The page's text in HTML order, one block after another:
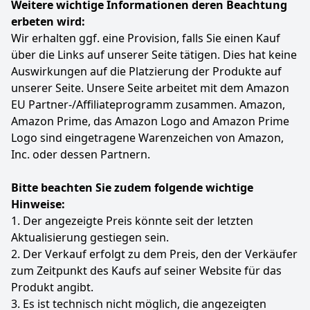
Farbe Hersteller Gewicht
Blau
139
UVP:229,99 €-39%
Anzeigen
trennt Staub und Schmutz zuverlässig und fängt bis
zu 99,9 % der feinen Partikel und Mikrostaub auf.
Dadurch bleibt die Saugleistung konstant stark. Der
Filter ist waschbar, langlebig und wiederverwendbar.
Mit der praktischen Ein-Knopf-Entleerung lässt sich
der Staubbehälter schnell, sauber und hygienisch
entleeren – für eine rundum gründliche Reinigung.
【Leichtes Design & Benutzerfreundliche Anzeige】
Komfort für jede Altersgruppe. Der leichte Aufbau
erleichtert die Reinigung von Treppen, Möbeln und
hohen Bereichen. Das übersichtliche LED-Display zeigt
verstellbaren Klapprohr und multifunktionalem
Zubehör, bietet dieser kabellose Staubsauger flexible
Einsatzmöglichkeiten in jedem Winkel Ihres Zuhauses
und erfüllt all Ihre Anforderungen an die Reinigung
des gesamten Hauses.
【2 Jahre Garantie & Zuverlässiger Kundenservice】
Der ElecKeys Akku Staubsauger kabellos wird mit 2
Jahren Herstellergarantie geliefert. Unser
kompetenter Kundenservice steht jederzeit online zur
Weitere wichtige Informationen deren Beachtung
erbeten wird:
Wir erhalten ggf. eine Provision, falls Sie einen Kauf
über die Links auf unserer Seite tätigen. Dies hat keine
Auswirkungen auf die Platzierung der Produkte auf
unserer Seite. Unsere Seite arbeitet mit dem Amazon
EU Partner-/Affiliateprogramm zusammen. Amazon,
Amazon Prime, das Amazon Logo and Amazon Prime
Logo sind eingetragene Warenzeichen von Amazon,
Inc. oder dessen Partnern.
Bitte beachten Sie zudem folgende wichtige
Hinweise:
1. Der angezeigte Preis könnte seit der letzten
Aktualisierung gestiegen sein.
2. Der Verkauf erfolgt zu dem Preis, den der Verkäufer
zum Zeitpunkt des Kaufs auf seiner Website für das
Produkt angibt.
3. Es ist technisch nicht möglich, die angezeigten